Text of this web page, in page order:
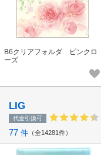
B6クリアフォルダ ピンクロ
ーズ
LIG
代金引換可
77 件 全14281件